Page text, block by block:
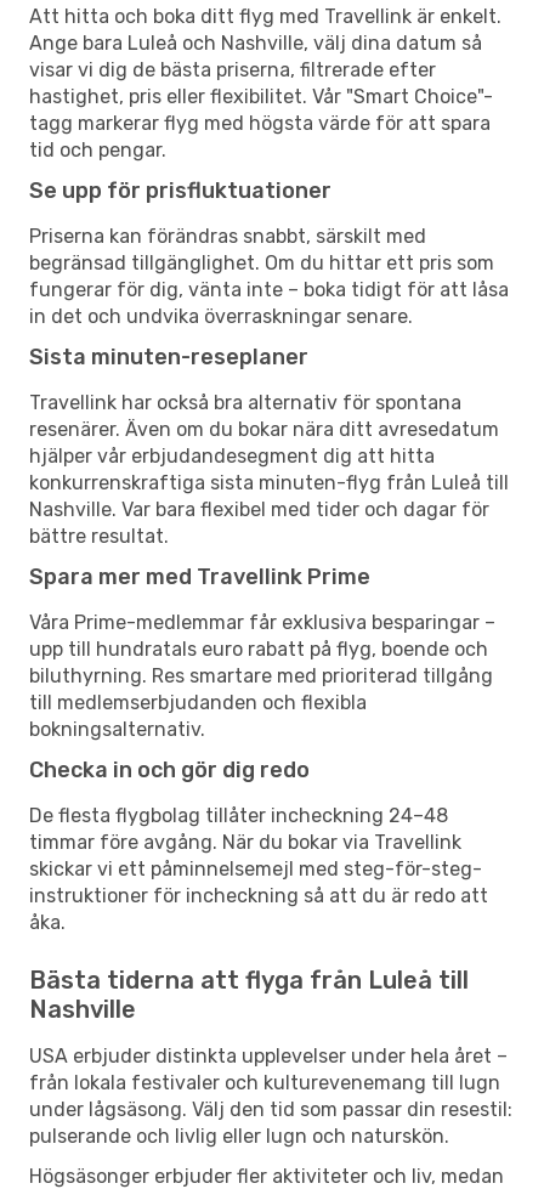
Att hitta och boka ditt flyg med Travellink är enkelt.
Ange bara Luleå och Nashville, välj dina datum så
visar vi dig de bästa priserna, filtrerade efter
hastighet, pris eller flexibilitet. Vår "Smart Choice"-
tagg markerar flyg med högsta värde för att spara
tid och pengar.
Se upp för prisfluktuationer
Priserna kan förändras snabbt, särskilt med
begränsad tillgänglighet. Om du hittar ett pris som
fungerar för dig, vänta inte – boka tidigt för att låsa
in det och undvika överraskningar senare.
Sista minuten-reseplaner
Travellink har också bra alternativ för spontana
resenärer. Även om du bokar nära ditt avresedatum
hjälper vår erbjudandesegment dig att hitta
konkurrenskraftiga sista minuten-flyg från Luleå till
Nashville. Var bara flexibel med tider och dagar för
bättre resultat.
Spara mer med Travellink Prime
Våra Prime-medlemmar får exklusiva besparingar –
upp till hundratals euro rabatt på flyg, boende och
biluthyrning. Res smartare med prioriterad tillgång
till medlemserbjudanden och flexibla
bokningsalternativ.
Checka in och gör dig redo
De flesta flygbolag tillåter incheckning 24–48
timmar före avgång. När du bokar via Travellink
skickar vi ett påminnelsemejl med steg-för-steg-
instruktioner för incheckning så att du är redo att
åka.
Bästa tiderna att flyga från Luleå till
Nashville
USA erbjuder distinkta upplevelser under hela året –
från lokala festivaler och kulturevenemang till lugn
under lågsäsong. Välj den tid som passar din resestil:
pulserande och livlig eller lugn och naturskön.
Högsäsonger erbjuder fler aktiviteter och liv, medan